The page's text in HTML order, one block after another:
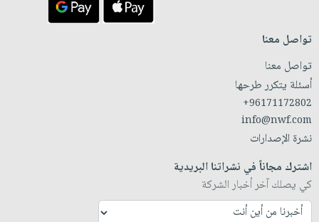
تواصل معنا
تواصل معنا
أسئلة يتكرر طرحها
+96171172802
info@nwf.com
نشرة الإصدارات
اشترك مجاناً في نشراتنا البريدية
كي يصلك آخر أخبار الشركة